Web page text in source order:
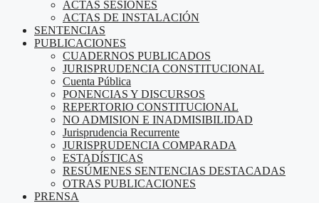
ACTAS SESIONES
ACTAS DE INSTALACIÓN
SENTENCIAS
PUBLICACIONES
CUADERNOS PUBLICADOS
JURISPRUDENCIA CONSTITUCIONAL
Cuenta Pública
PONENCIAS Y DISCURSOS
REPERTORIO CONSTITUCIONAL
NO ADMISION E INADMISIBILIDAD
Jurisprudencia Recurrente
JURISPRUDENCIA COMPARADA
ESTADÍSTICAS
RESÚMENES SENTENCIAS DESTACADAS
OTRAS PUBLICACIONES
PRENSA